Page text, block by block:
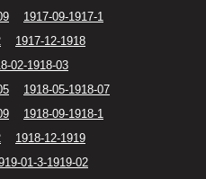
1917-09-1917-1
1917-12-1918
02-1918-03
1918-05-1918-07
1918-09-1918-1
1918-12-1919
01-3-1919-02